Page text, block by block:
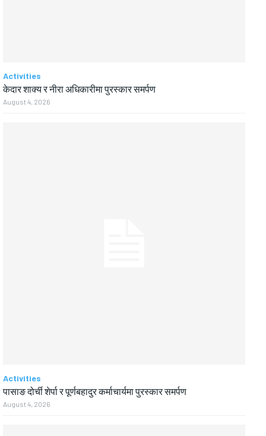
Activities
केदार शाक्य र नीरा अधिकारीमा पुरस्कार समर्पण
August 4, 2026
Activities
पासाङ दोर्ची शेर्पा र पूर्णबहादुर कर्माचार्यमा पुरस्कार समर्पण
August 4, 2026